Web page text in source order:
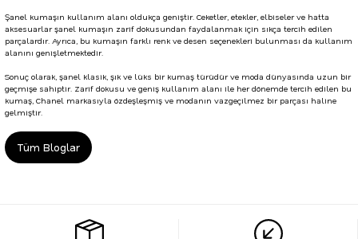
Şanel kumaşın kullanım alanı oldukça geniştir. Ceketler, etekler, elbiseler ve hatta
aksesuarlar şanel kumaşın zarif dokusundan faydalanmak için sıkça tercih edilen
parçalardır. Ayrıca, bu kumaşın farklı renk ve desen seçenekleri bulunması da kullanım
alanını genişletmektedir.
Sonuç olarak, şanel klasik, şık ve lüks bir kumaş türüdür ve moda dünyasında uzun bir
geçmişe sahiptir. Zarif dokusu ve geniş kullanım alanı ile her dönemde tercih edilen bu
kumaş, Chanel markasıyla özdeşleşmiş ve modanın vazgeçilmez bir parçası haline
gelmiştir.
Tüm Bloglar